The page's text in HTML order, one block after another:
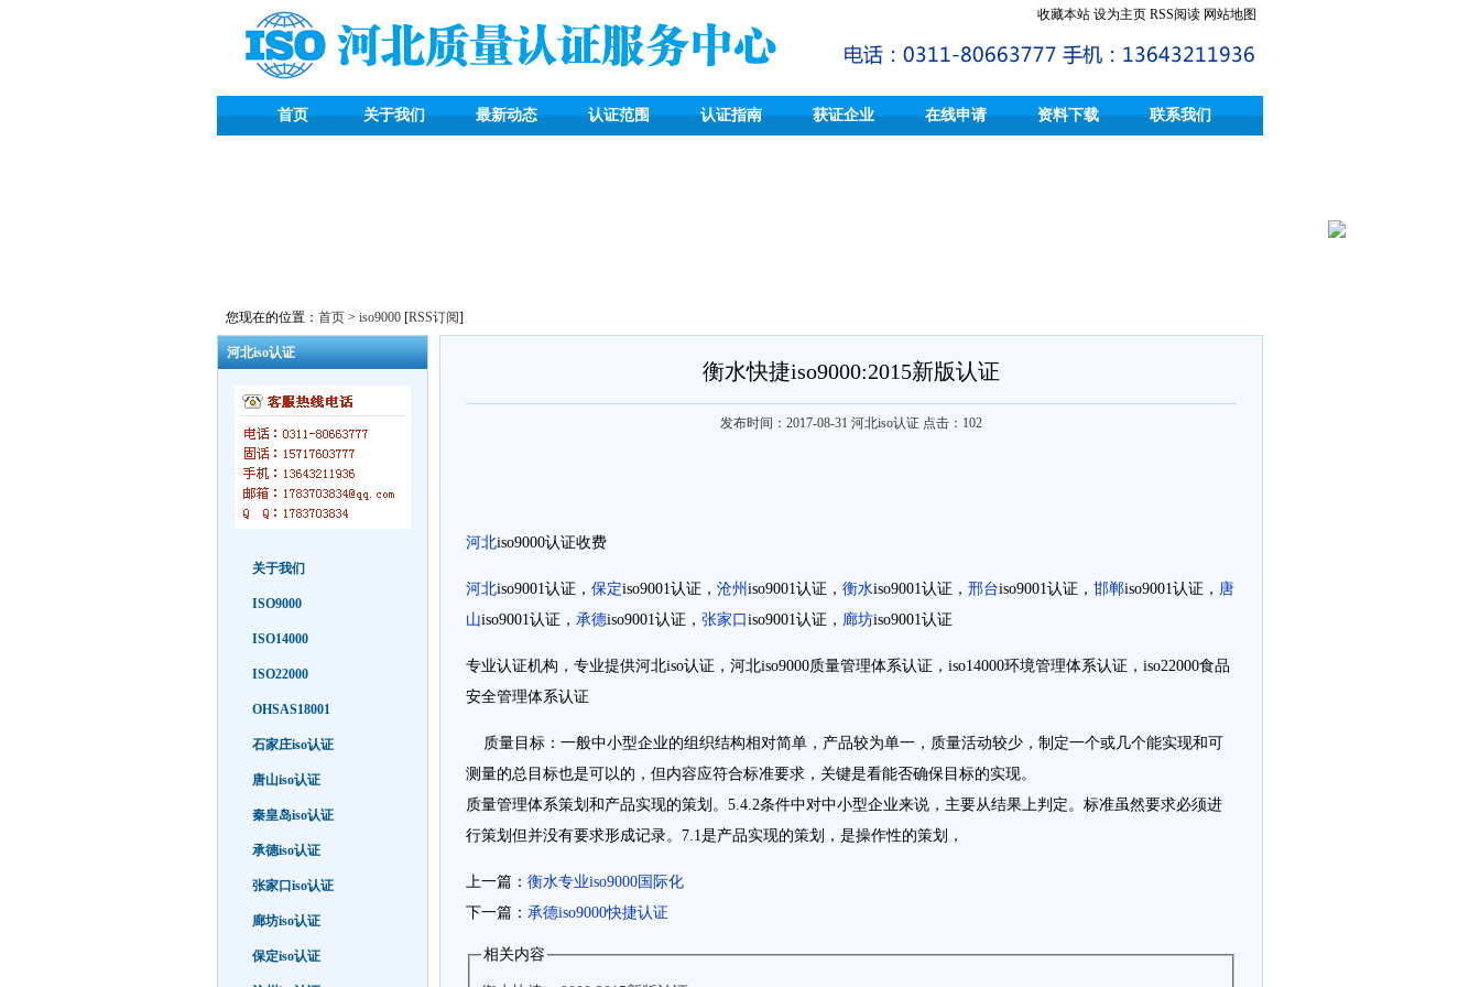
收藏本站 设为主页 RSS阅读 网站地图
首页 关于我们 最新动态 认证范围 认证指南 获证企业 在线申请 资料下载 联系我们
您现在的位置： 首页 > iso9000 [RSS订阅]
河北iso认证
关于我们
ISO9000
ISO14000
ISO22000
OHSAS18001
石家庄iso认证
唐山iso认证
秦皇岛iso认证
承德iso认证
张家口iso认证
廊坊iso认证
保定iso认证
衡水快捷iso9000:2015新版认证
发布时间：2017-08-31 河北iso认证 点击： 102
河北iso9000认证收费
河北iso9001认证， 保定iso9001认证， 沧州 iso9001认证， 衡水iso9001认证， 邢台iso9001认证， 邯郸iso9001认证， 唐
山iso9001认证， 承德iso9001认证， 张家口 iso9001认证， 廊坊iso9001认证
专业认证机构，专业提供河北iso认证，河北iso9000质量管理体系认证，iso14000环境管理体系认证，iso22000食品
安全管理体系认证
质量目标：一般中小型企业的组织结构相对简单，产品较为单一，质量活动较少，制定一个或几个能实现和可
测量的总目标也是可以的，但内容应符合标准要求，关键是看能否确保目标的实现。
质量管理体系策划和产品实现的策划。5.4.2条件中对中小型企业来说，主要从结果上判定。标准虽然要求必须进
行策划但并没有要求形成记录。7.1是产品实现的策划，是操作性的策划，
上一篇： 衡水专业iso9000国际化
下一篇： 承德iso9000快捷认证
相关内容